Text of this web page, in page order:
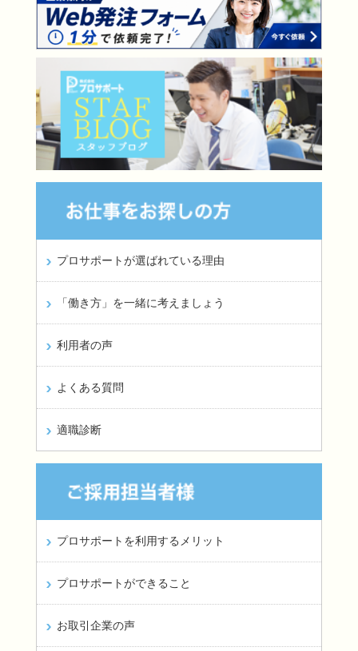
プロサポートが選ばれている理由
「働き方」を一緒に考えましょう
利用者の声
よくある質問
適職診断
プロサポートを利用するメリット
プロサポートができること
お取引企業の声